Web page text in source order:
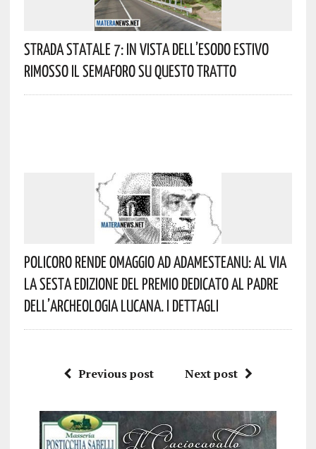
Strada Statale 7: In Vista Dell’esodo Estivo
Rimosso Il Semaforo Su Questo Tratto
Policoro Rende Omaggio Ad Adamesteanu: Al Via
La Sesta Edizione Del Premio Dedicato Al Padre
Dell’archeologia Lucana. I Dettagli
Previous post Next post